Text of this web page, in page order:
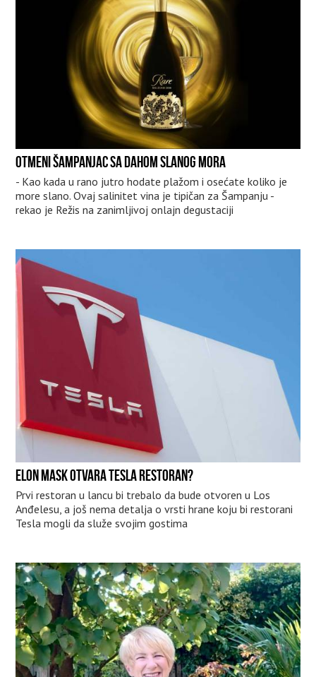
OTMENI ŠAMPANJAC SA DAHOM SLANOG MORA
- Kao kada u rano jutro hodate plažom i osećate koliko je
more slano. Ovaj salinitet vina je tipičan za Šampanju -
rekao je Režis na zanimljivoj onlajn degustaciji
ELON MASK OTVARA TESLA RESTORAN?
Prvi restoran u lancu bi trebalo da bude otvoren u Los
Anđelesu, a još nema detalja o vrsti hrane koju bi restorani
Tesla mogli da služe svojim gostima